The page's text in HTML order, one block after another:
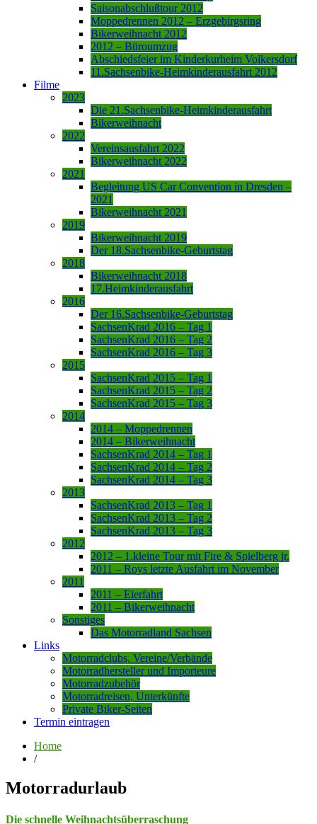
Saisonabschlußtour 2012
Moppedrennen 2012 – Erzgebirgsring
Bikerweihnacht 2012
2012 – Büroumzug
Abschiedsfeier im Kinderkurheim Volkersdorf
11.Sachsenbike-Heimkinderausfahrt 2012
Filme
2023
Die 21.Sachsenbike-Heimkinderausfahrt
Bikerweihnacht
2022
Vereinsausfahrt 2022
Bikerweihnacht 2022
2021
Begleitung US Car Convention in Dresden –
2021
Bikerweihnacht 2021
2019
Bikerweihnacht 2019
Der 18.Sachsenbike-Geburtstag
2018
Bikerweihnacht 2018
17.Heimkinderausfahrt
2016
Der 16.Sachsenbike-Geburtstag
SachsenKrad 2016 – Tag 1
SachsenKrad 2016 – Tag 2
SachsenKrad 2016 – Tag 3
2015
SachsenKrad 2015 – Tag 1
SachsenKrad 2015 – Tag 2
SachsenKrad 2015 – Tag 3
2014
2014 – Moppedrennen
2014 – Bikerweihnacht
SachsenKrad 2014 – Tag 1
SachsenKrad 2014 – Tag 2
SachsenKrad 2014 – Tag 3
2013
SachsenKrad 2013 – Tag 1
SachsenKrad 2013 – Tag 2
SachsenKrad 2013 – Tag 3
2012
2012 – 1.kleine Tour mit Fire & Spielberg jr.
2011 – Roys letzte Ausfahrt im November
2011
2011 – Eierfahrt
2011 – Bikerweihnacht
Sonstiges
Das Motorradland Sachsen
Links
Motorradclubs, Vereine/Verbände
Motorradhersteller und Importeure
Motorradzubehör
Motorradreisen, Unterkünfte
Private Biker-Seiten
Termin eintragen
Home
/
Motorradurlaub
Die schnelle Weihnachtsüberraschung